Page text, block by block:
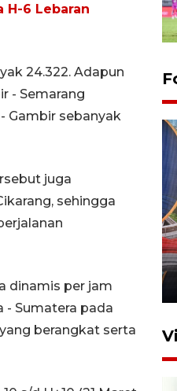
H-6 Lebaran
24.322. Adapun
- Semarang
Gambir sebanyak
juga
sehingga
dinamis per jam
- Sumatera pada
berangkat serta
tinjau